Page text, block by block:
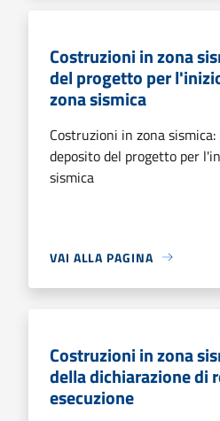
Costruzioni in zona
del progetto per
zona sismica
Costruzioni in zona
deposito del progetto per
sismica
VAI ALLA PAGINA
Costruzioni in zona
della dichiarazione di
esecuzione